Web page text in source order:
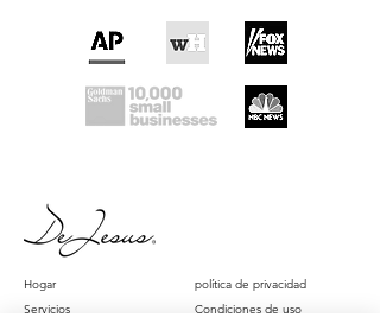
Hogar
política de privacidad
Servicios
Condiciones de uso